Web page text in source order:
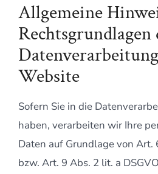
Allgemeine
Rechtsgrundlagen
Website
Sofern Sie in die
haben, verarbeiten wir Ihre
Daten auf Grundlage von Art.
bzw. Art. 9 Abs. 2 lit. a